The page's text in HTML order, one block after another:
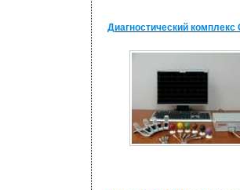
Диагностический комплекс